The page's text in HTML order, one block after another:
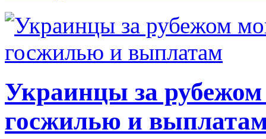
Украинцы за рубежом
госжилью и